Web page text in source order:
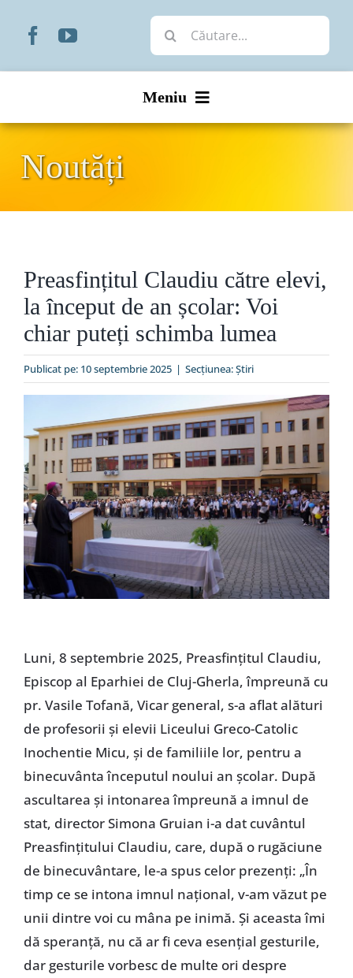
Cautare...
Meniu
Organizare
Liturgic
Special
Noutăți
Preasfințitul Claudiu către elevi,
la început de an școlar: Voi
chiar puteți schimba lumea
Publicat pe: 10 septembrie 2025 | Secțiunea:Ştiri
Luni, 8 septembrie 2025, Preasfințitul Claudiu,
Episcop al Eparhiei de Cluj-Gherla, împreună cu
pr. Vasile Tofană, Vicar general, s-a aflat alături
de profesorii și elevii Liceului Greco-Catolic
Inochentie Micu, și de familiile lor, pentru a
binecuvânta începutul noului an școlar. După
ascultarea și intonarea împreună a imnul de
stat, director Simona Gruian i-a dat cuvântul
Preasfințitului Claudiu, care, după o rugăciune
de binecuvântare, le-a spus celor prezenți: „În
timp ce se intona imnul național, v-am văzut pe
unii dintre voi cu mâna pe inimă. Și aceasta îmi
dă speranță, nu că ar fi ceva esențial gesturile,
dar gesturile vorbesc de multe ori despre